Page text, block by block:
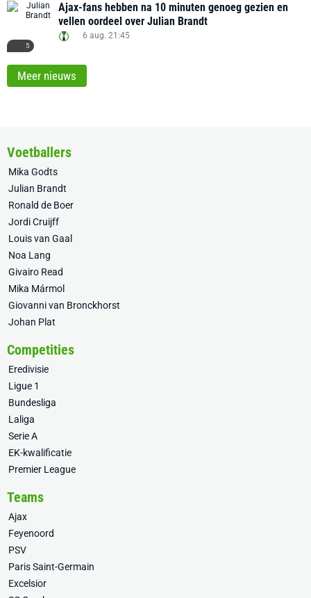
5
Ajax-fans hebben na 10 minuten genoeg gezien en
vellen oordeel over Julian Brandt
6 aug. 21:45
Meer nieuws
Voetballers
Mika Godts
Julian Brandt
Ronald de Boer
Jordi Cruijff
Louis van Gaal
Noa Lang
Givairo Read
Mika Mármol
Giovanni van Bronckhorst
Johan Plat
Competities
Eredivisie
Ligue 1
Bundesliga
Laliga
Serie A
EK-kwalificatie
Premier League
Teams
Ajax
Feyenoord
PSV
Paris Saint-Germain
Excelsior